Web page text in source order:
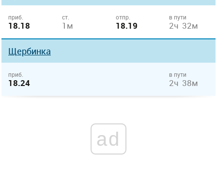
приб.
18.18
ст.
1м
отпр.
18.19
в пути
2ч 32м
Щербинка
приб.
18.24
в пути
2ч 38м
ad